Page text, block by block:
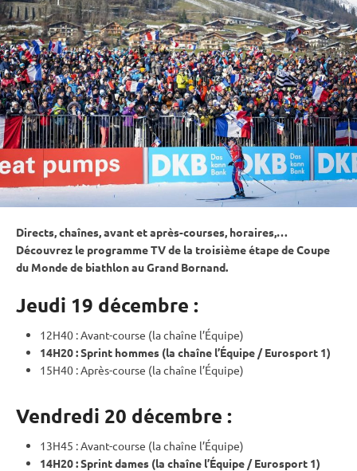
Directs, chaînes, avant et après-courses, horaires,…
Découvrez le programme TV de la troisième étape deCoupe
du Mondede biathlon au Grand Bornand.
Jeudi 19 décembre :
12H40 : Avant-course (la chaîne l’Équipe)
14H20 :Sprint hommes (la chaîne l’Équipe / Eurosport 1)
15H40 : Après-course (la chaîne l’Équipe)
Vendredi 20 décembre :
13H45 : Avant-course (la chaîne l’Équipe)
14H20 :Sprintdames (la chaîne l’Équipe / Eurosport 1)